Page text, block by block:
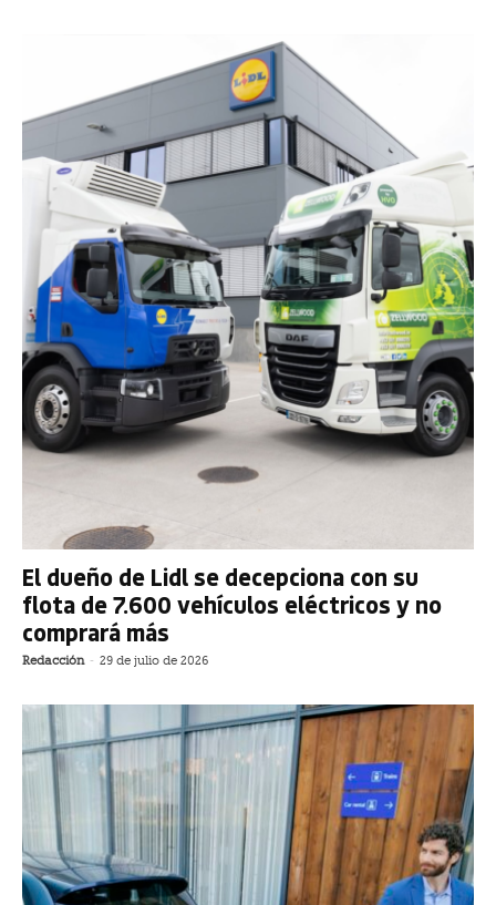
El dueño de Lidl se decepciona con su
flota de 7.600 vehículos eléctricos y no
comprará más
Redacción - 29 de julio de 2026